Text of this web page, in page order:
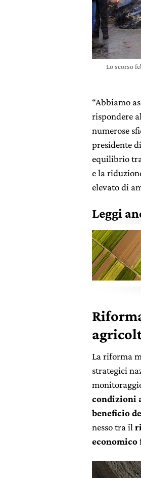
Lo scorso
“Abbiamo
rispondere
numerose
presidente
equilibrio
e la
elevato di
Leggi
La riforma
strategici
condizioni
beneficio
nesso tra il
economico